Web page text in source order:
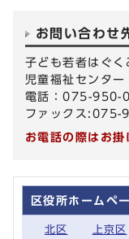
お問い合わせ
子ども若者はぐ
児童福祉センタ
電話：075-950-
ファックス
お電話の際はお
区役所ホームペ
北区 上京区